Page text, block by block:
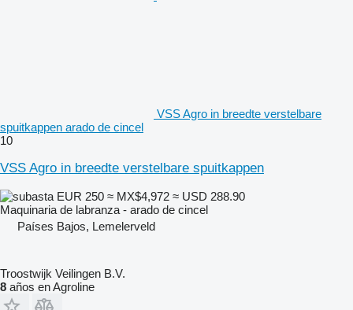
VSS Agro in breedte verstelbare
spuitkappen arado de cincel
10
VSS Agro in breedte verstelbare spuitkappen
EUR 250 ≈ MX$4,972 ≈ USD 288.90
Maquinaria de labranza - arado de cincel
Países Bajos, Lemelerveld
Troostwijk Veilingen B.V.
8 años en Agroline